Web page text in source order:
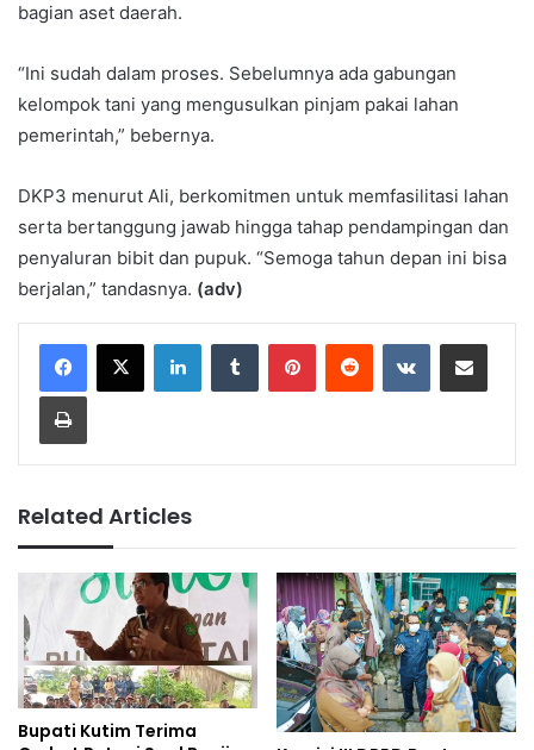
bagian aset daerah.
“Ini sudah dalam proses. Sebelumnya ada gabungan
kelompok tani yang mengusulkan pinjam pakai lahan
pemerintah,” bebernya.
DKP3 menurut Ali, berkomitmen untuk memfasilitasi lahan
serta bertanggung jawab hingga tahap pendampingan dan
penyaluran bibit dan pupuk. “Semoga tahun depan ini bisa
berjalan,” tandasnya. (adv)
LinkedInTumblr PinterestReddit VKontakteShare via Email
Print
Related Articles
Bupati Kutim Terima